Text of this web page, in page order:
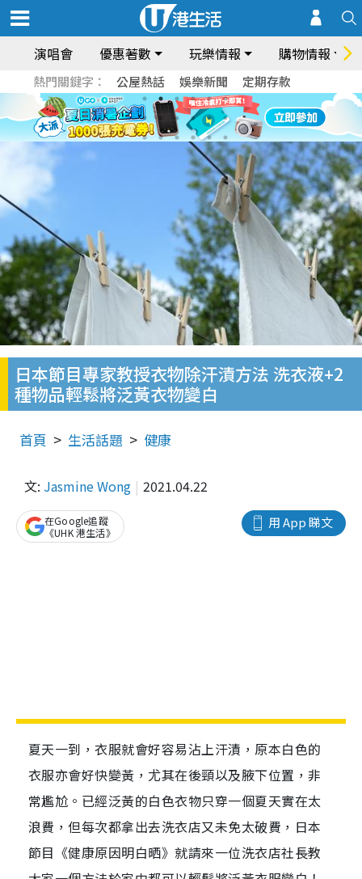
演唱會 優惠著數 玩樂情報 購物情報
熱門關鍵字： 公屋熱話 娛樂新聞 定期存款
日本節目專家教授衣物除汗漬方法 洗衣液+2
種物品輕鬆將泛黃衣物變白
首頁 生活話題 健康
文: Jasmine Wong 2021.04.22
用 App 睇文
在Google追蹤
《UHK 港生活》
夏天一到，衣服就會好容易沾上汗漬，原本白色的
衣服亦會好快變黃，尤其在後頸以及腋下位置，非
常尷尬。已經泛黃的白色衣物只穿一個夏天實在太
浪費，但每次都拿出去洗衣店又未免太破費，日本
節目《健康原因明白晒》就請來一位洗衣店社長教